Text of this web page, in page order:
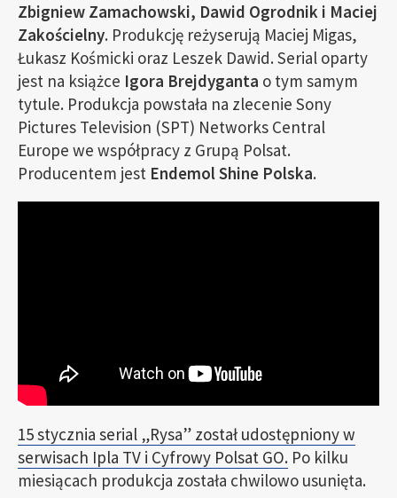
Zbigniew Zamachowski, Dawid Ogrodnik i Maciej
Zakościelny. Produkcję reżyserują Maciej Migas,
Łukasz Kośmicki oraz Leszek Dawid. Serial oparty
jest na książce Igora Brejdyganta o tym samym
tytule. Produkcja powstała na zlecenie Sony
Pictures Television (SPT) Networks Central
Europe we współpracy z Grupą Polsat.
Producentem jest Endemol Shine Polska.
15 stycznia serial „Rysa” został udostępniony w
serwisach Ipla TV i Cyfrowy Polsat GO. Po kilku
miesiącach produkcja została chwilowo usunięta.